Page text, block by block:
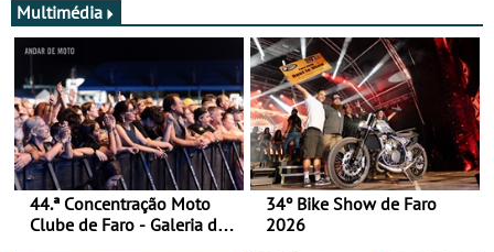
Multimédia
44.ª Concentração Moto
Clube de Faro - Galeria de
34º Bike Show de Faro
2026